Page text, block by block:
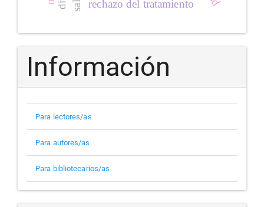
rechazo del tratamiento
Información
Para lectores/as
Para autores/as
Para bibliotecarios/as